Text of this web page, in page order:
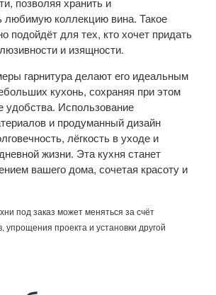
любимую коллекцию вина. Такое
подойдёт для тех, кто хочет придать
и изящности.
гарнитура делают его идеальным
кухонь, сохраняя при этом
удобства. Использование
и продуманный дизайн
лёгкость в уходе и
жизни. Эта кухня станет
вашего дома, сочетая красоту и
под заказ может меняться за счёт
упрощения проекта и установки другой